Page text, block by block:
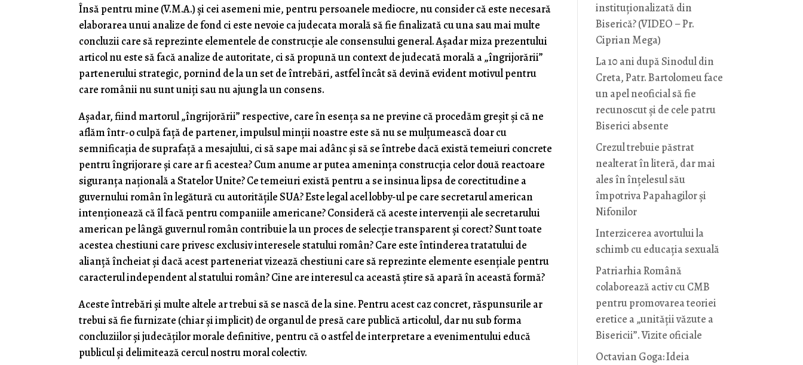
Însă pentru mine (V.M.A.) şi cei asemeni mie, pentru persoanele mediocre, nu consider că este necesară
elaborarea unui analize de fond ci este nevoie ca judecata morală să fie finalizată cu una sau mai multe
concluzii care să reprezinte elementele de construcţie ale consensului general. Aşadar miza prezentului
articol nu este să facă analize de autoritate, ci să propună un context de judecată morală a „îngrijorării”
partenerului strategic, pornind de la un set de întrebări, astfel încât să devină evident motivul pentru
care românii nu sunt uniţi sau nu ajung la un consens.
Aşadar, fiind martorul „îngrijorării” respective, care în esenţa sa ne previne că procedăm greşit şi că ne
aflăm într-o culpă faţă de partener, impulsul minţii noastre este să nu se mulţumească doar cu
semnificaţia de suprafaţă a mesajului, ci să sape mai adânc şi să se întrebe dacă există temeiuri concrete
pentru îngrijorare şi care ar fi acestea? Cum anume ar putea ameninţa construcţia celor două reactoare
siguranţa naţională a Statelor Unite? Ce temeiuri există pentru a se insinua lipsa de corectitudine a
guvernului român în legătură cu autorităţile SUA? Este legal acel lobby-ul pe care secretarul american
intenţionează că îl facă pentru companiile americane? Consideră că aceste intervenţii ale secretarului
american pe lângă guvernul român contribuie la un proces de selecţie transparent şi corect? Sunt toate
acestea chestiuni care privesc exclusiv interesele statului român? Care este întinderea tratatului de
alianţă încheiat şi dacă acest parteneriat vizează chestiuni care să reprezinte elemente esenţiale pentru
caracterul independent al statului român? Cine are interesul ca această ştire să apară în această formă?
Aceste întrebări şi multe altele ar trebui să se nască de la sine. Pentru acest caz concret, răspunsurile ar
trebui să fie furnizate (chiar şi implicit) de organul de presă care publică articolul, dar nu sub forma
concluziilor şi judecăţilor morale definitive, pentru că o astfel de interpretare a evenimentului educă
publicul şi delimitează cercul nostru moral colectiv.
instituționalizată din
Biserică? (VIDEO – Pr.
Ciprian Mega)
La 10 ani după Sinodul din
Creta, Patr. Bartolomeu face
un apel neoficial să fie
recunoscut și de cele patru
Biserici absente
Crezul trebuie păstrat
nealterat în literă, dar mai
ales în înțelesul său
împotriva Papahagilor și
Nifonilor
Interzicerea avortului la
schimb cu educaţia sexuală
Patriarhia Română
colaborează activ cu CMB
pentru promovarea teoriei
eretice a „unității văzute a
Bisericii”. Vizite oficiale
Octavian Goga: Ideia